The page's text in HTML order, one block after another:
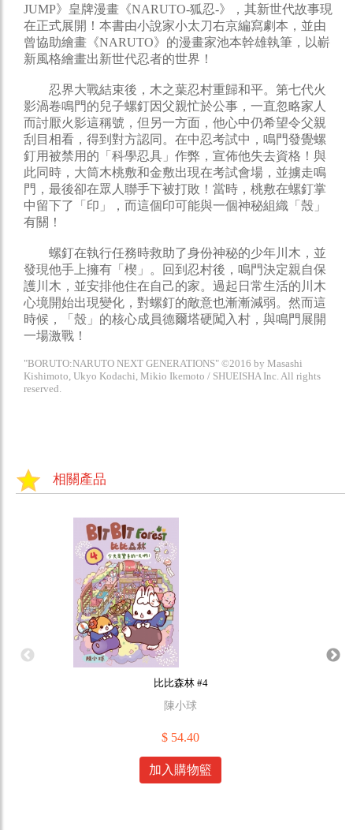
JUMP》皇牌漫畫《NARUTO-狐忍-》，其新世代故事現
在正式展開！本書由小說家小太刀右京編寫劇本，並由
曾協助繪畫《NARUTO》的漫畫家池本幹雄執筆，以嶄
新風格繪畫出新世代忍者的世界！
忍界大戰結束後，木之葉忍村重歸和平。第七代火
影渦卷鳴門的兒子螺釘因父親忙於公事，一直忽略家人
而討厭火影這稱號，但另一方面，他心中仍希望令父親
刮目相看，得到對方認同。在中忍考試中，鳴門發覺螺
釘用被禁用的「科學忍具」作弊，宣佈他失去資格！與
此同時，大筒木桃敷和金敷出現在考試會場，並擄走鳴
門，最後卻在眾人聯手下被打敗！當時，桃敷在螺釘掌
中留下了「印」，而這個印可能與一個神秘組織「殼」
有關！
螺釘在執行任務時救助了身份神秘的少年川木，並
發現他手上擁有「楔」。回到忍村後，鳴門決定親自保
護川木，並安排他住在自己的家。過起日常生活的川木
心境開始出現變化，對螺釘的敵意也漸漸減弱。然而這
時候，「殼」的核心成員德爾塔硬闖入村，與鳴門展開
一場激戰！
"BORUTO:NARUTO NEXT GENERATIONS" ©2016 by Masashi
Kishimoto, Ukyo Kodachi, Mikio Ikemoto / SHUEISHA Inc. All rights
reserved.
相關產品
比比森林 #4
陳小球
$ 54.40
加入購物籃